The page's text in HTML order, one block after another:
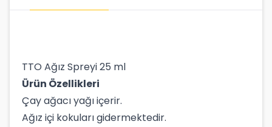
TTO Ağız Spreyi 25 ml
Ürün Özellikleri
Çay ağacı yağı içerir.
Ağız içi kokuları gidermektedir.